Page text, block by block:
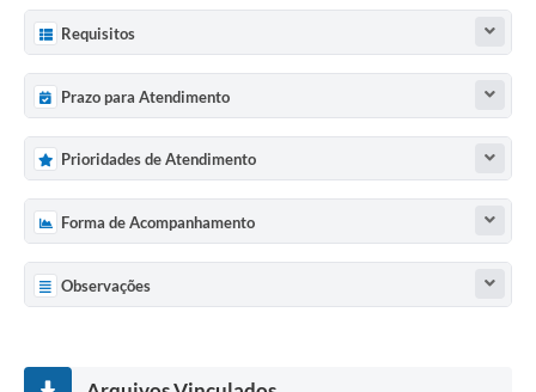
Requisitos
Prazo para Atendimento
Prioridades de Atendimento
Forma de Acompanhamento
Observações